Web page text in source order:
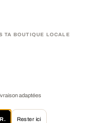
TA BOUTIQUE LOCALE
adaptées
Rester ici